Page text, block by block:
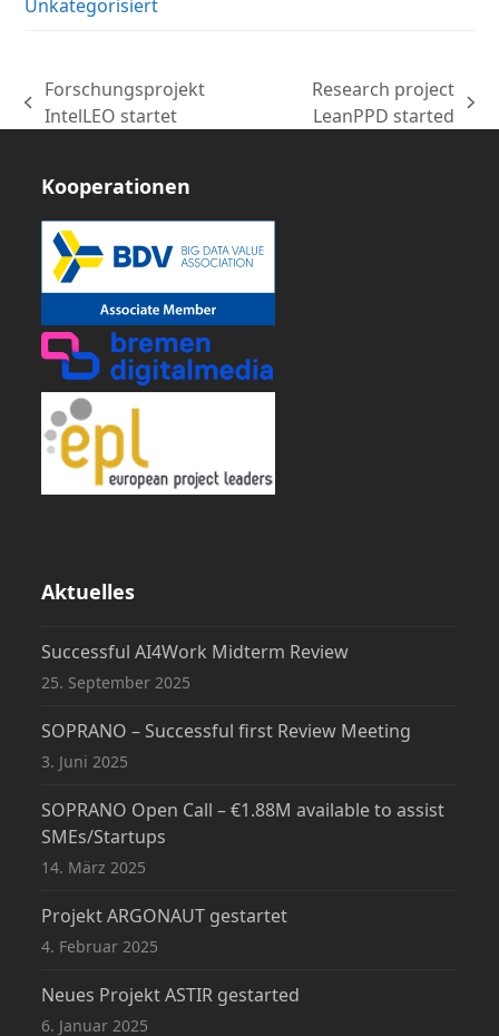
Unkategorisiert
vorheriger
Forschungsprojekt
IntelLEO startet
Nächster
Research project
LeanPPD started
Kooperationen
Aktuelles
Successful AI4Work Midterm Review
25. September 2025
SOPRANO – Successful first Review Meeting
3. Juni 2025
SOPRANO Open Call – €1.88M available to assist
SMEs/Startups
14. März 2025
Projekt ARGONAUT gestartet
4. Februar 2025
Neues Projekt ASTIR gestarted
6. Januar 2025